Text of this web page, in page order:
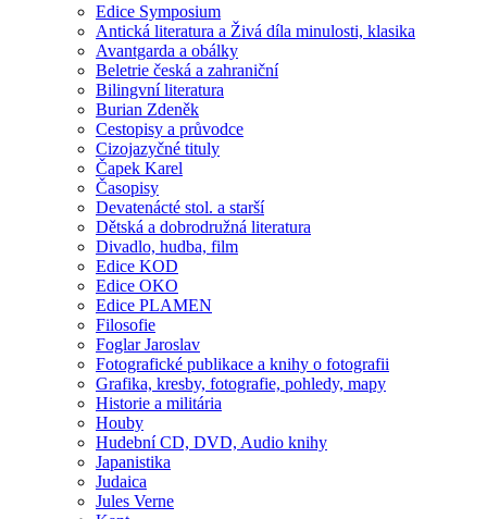
Edice Symposium
Antická literatura a Živá díla minulosti, klasika
Avantgarda a obálky
Beletrie česká a zahraniční
Bilingvní literatura
Burian Zdeněk
Cestopisy a průvodce
Cizojazyčné tituly
Čapek Karel
Časopisy
Devatenácté stol. a starší
Dětská a dobrodružná literatura
Divadlo, hudba, film
Edice KOD
Edice OKO
Edice PLAMEN
Filosofie
Foglar Jaroslav
Fotografické publikace a knihy o fotografii
Grafika, kresby, fotografie, pohledy, mapy
Historie a militária
Houby
Hudební CD, DVD, Audio knihy
Japanistika
Judaica
Jules Verne